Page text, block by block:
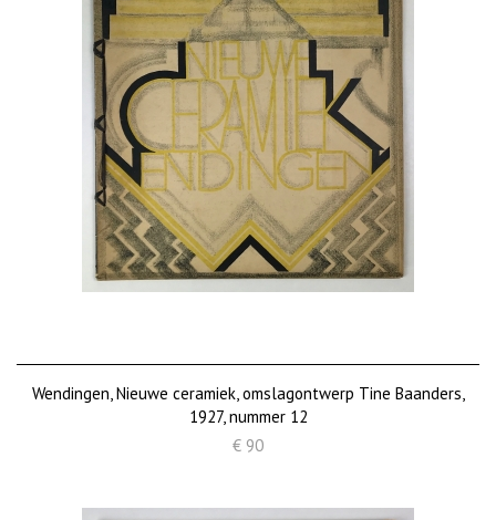
Wendingen, Nieuwe ceramiek, omslagontwerp Tine Baanders,
1927, nummer 12
€ 90